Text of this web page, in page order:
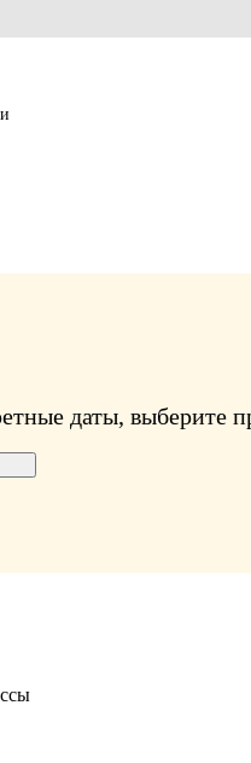
даты, выберите